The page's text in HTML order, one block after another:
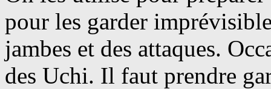
pour les garder
jambes et des attaques.
des Uchi. Il faut prendre